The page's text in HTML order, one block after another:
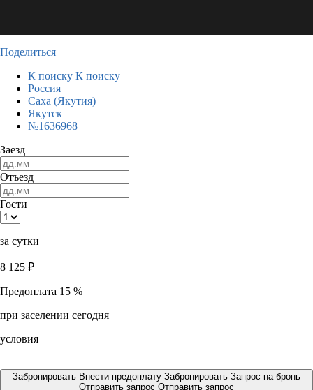
Поделиться
К поиску К поиску
Россия
Саха (Якутия)
Якутск
№1636968
Заезд
Отъезд
Гости
за сутки
8 125 ₽
Предоплата 15 %
при заселении сегодня
условия
Забронировать Внести предоплату Забронировать Запрос на бронь
Отправить запрос Отправить запрос